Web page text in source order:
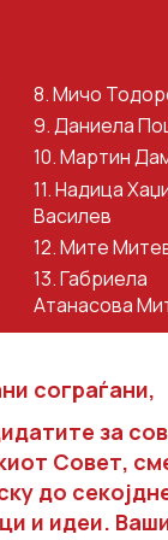
8. Мичо
9. Даниела
10. Мартин
11. Надица
Василев
12. Мите
13. Габриела
Атанасова
сограѓани,
за
Совет,
до
и идеи.